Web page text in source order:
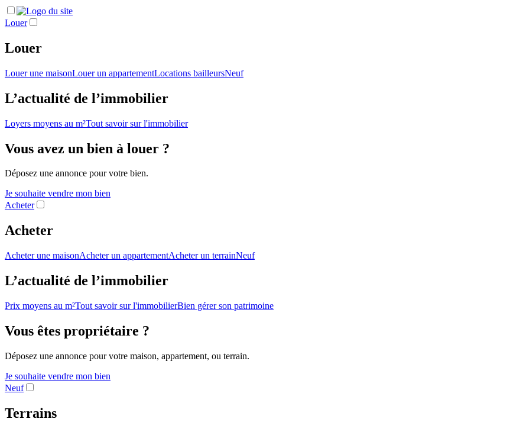
Louer
Louer
Louer une maisonLouer un appartementLocations bailleursNeuf
L’actualité de l’immobilier
Loyers moyens au m²Tout savoir sur l'immobilier
Vous avez un bien à louer ?
Déposez une annonce pour votre bien.
Je souhaite vendre mon bien
Acheter
Acheter
Acheter une maisonAcheter un appartementAcheter un terrainNeuf
L’actualité de l’immobilier
Prix moyens au m²Tout savoir sur l'immobilierBien gérer son patrimoine
Vous êtes propriétaire ?
Déposez une annonce pour votre maison, appartement, ou terrain.
Je souhaite vendre mon bien
Neuf
Terrains